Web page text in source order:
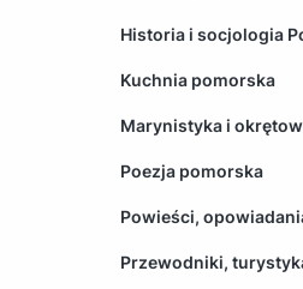
Historia i socjologia
Kuchnia pomorska
Marynistyka i
Poezja pomorska
Powieści,
Przewodniki,